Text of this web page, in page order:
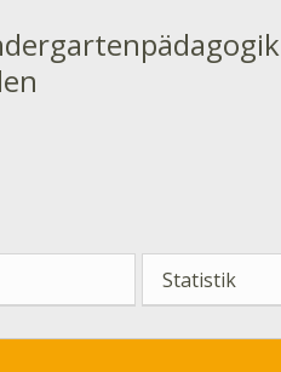
Statistik